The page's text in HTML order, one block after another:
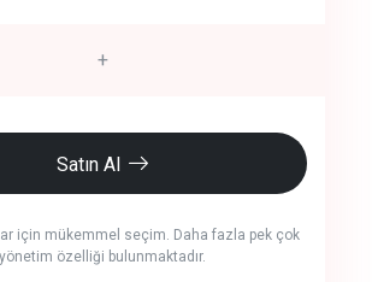
+
Satın Al
için mükemmel seçim. Daha fazla pek çok
yönetim özelliği bulunmaktadır.